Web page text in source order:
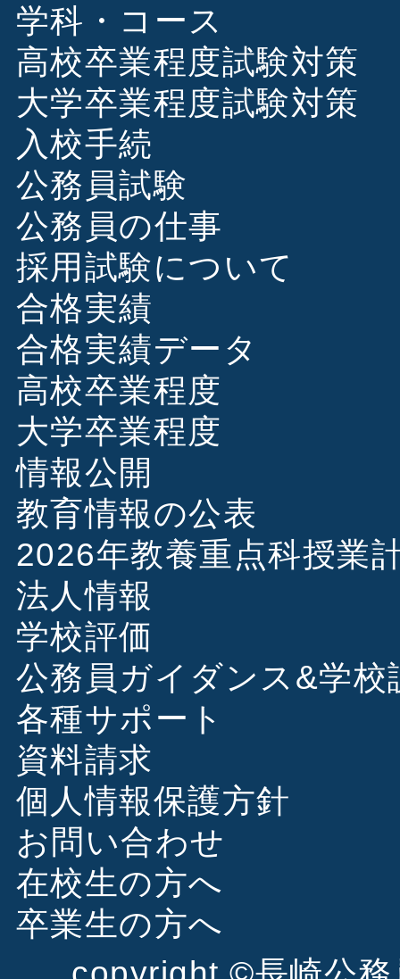
学科・コース
高校卒業程度試験対策
大学卒業程度試験対策
入校手続
公務員試験
公務員の仕事
採用試験について
合格実績
合格実績データ
高校卒業程度
大学卒業程度
情報公開
教育情報の公表
2026年教養重点科授業
法人情報
学校評価
公務員ガイダンス&学校
各種サポート
資料請求
個人情報保護方針
お問い合わせ
在校生の方へ
卒業生の方へ